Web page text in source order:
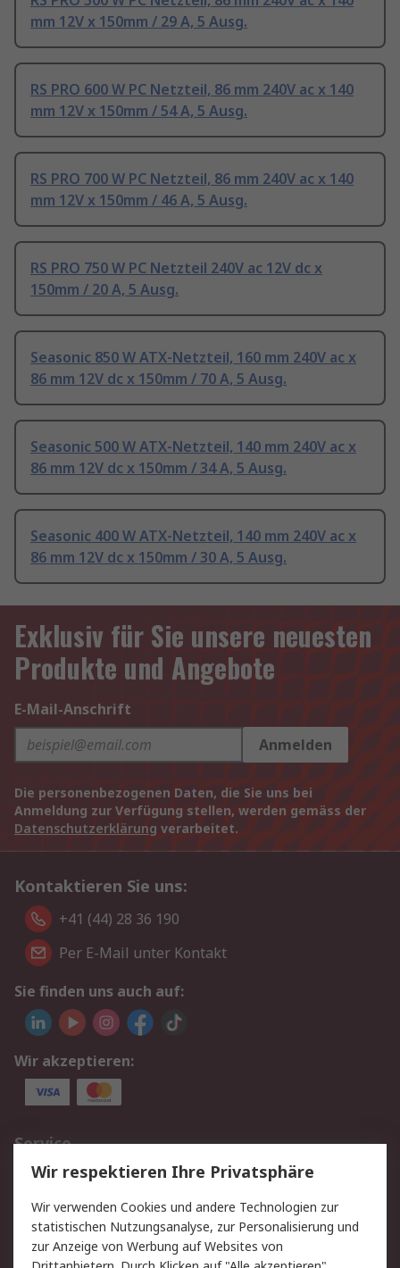
mm 12V x 150mm / 29 A, 5 Ausg.
RS PRO 600 W PC Netzteil, 86 mm 240V ac x 140
mm 12V x 150mm / 54 A, 5 Ausg.
RS PRO 700 W PC Netzteil, 86 mm 240V ac x 140
mm 12V x 150mm / 46 A, 5 Ausg.
RS PRO 750 W PC Netzteil 240V ac 12V dc x
150mm / 20 A, 5 Ausg.
Seasonic 850 W ATX-Netzteil, 160 mm 240V ac x
86 mm 12V dc x 150mm / 70 A, 5 Ausg.
Seasonic 500 W ATX-Netzteil, 140 mm 240V ac x
86 mm 12V dc x 150mm / 34 A, 5 Ausg.
Seasonic 400 W ATX-Netzteil, 140 mm 240V ac x
86 mm 12V dc x 150mm / 30 A, 5 Ausg.
Exklusiv für Sie unsere neuesten
Produkte und Angebote
E-Mail-Anschrift
Anmelden
Die personenbezogenen Daten, die Sie uns bei
Anmeldung zur Verfügung stellen, werden gemäss der
Datenschutzerklärung verarbeitet.
Kontaktieren Sie uns:
+41 (44) 28 36 190
Per E-Mail unter Kontakt
Sie finden uns auch auf:
Wir akzeptieren:
Service
Value Added Services
Lieferlösungen
Rücksendungen
Kontakt
Hilfe
Wir respektieren Ihre Privatsphäre
Wir verwenden Cookies und andere Technologien zur
statistischen Nutzungsanalyse, zur Personalisierung und
zur Anzeige von Werbung auf Websites von